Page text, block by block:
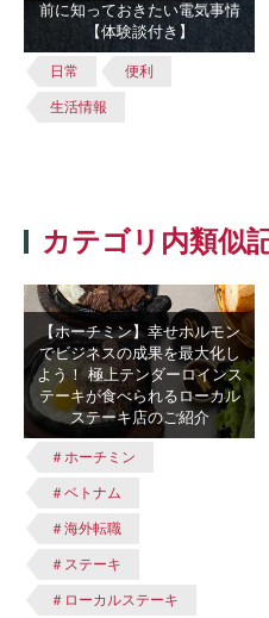
前に知っておきたい電気事情
【体験談付き】
日常 便利
生活情報
カテゴリ内類似
【ホーチミン】幸せホルモン
でビジネスの成果を最大化し
よう！ 極上テンダーロインス
テーキが食べられるローカル
ステーキ店のご紹介
＃ホーチミン
＃ベトナム
＃海外転職
＃ステーキ
＃ローカルステーキ